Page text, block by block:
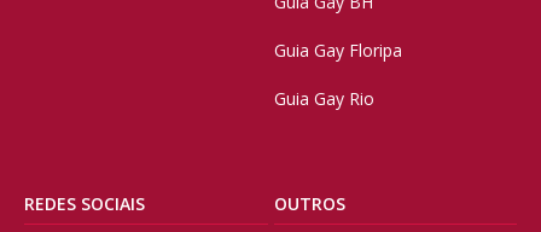
Guia Gay Floripa
Guia Gay Rio
REDES SOCIAIS OUTROS